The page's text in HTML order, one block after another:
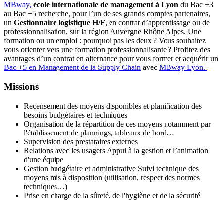
MBway, école internationale de management à Lyon du Bac +3
au Bac +5 recherche, pour l’un de ses grands comptes partenaires,
un Gestionnaire logistique H/F, en contrat d’apprentissage ou de
professionnalisation, sur la région Auvergne Rhône Alpes. Une
formation ou un emploi : pourquoi pas les deux ? Vous souhaitez
vous orienter vers une formation professionnalisante ? Profitez des
avantages d’un contrat en alternance pour vous former et acquérir un
Bac +5 en Management de la Supply Chain avec MBway Lyon.
Missions
Recensement des moyens disponibles et planification des
besoins budgétaires et techniques
Organisation de la répartition de ces moyens notamment par
l'établissement de plannings, tableaux de bord…
Supervision des prestataires externes
Relations avec les usagers Appui à la gestion et l’animation
d'une équipe
Gestion budgétaire et administrative Suivi technique des
moyens mis à disposition (utilisation, respect des normes
techniques…)
Prise en charge de la sûreté, de l'hygiène et de la sécurité